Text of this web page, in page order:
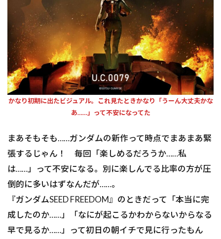
かなり初期に出たビジュアル。これ見たときかなり「うーん大丈夫かな
あ……」って不安になってた
まあそもそも……ガンダムの新作って時点でまあまあ緊
張するじゃん！ 毎回「楽しめるだろうか……私
は……」って不安になる。別に楽しんでる比率の方が圧
倒的に多いはずなんだが……。
『ガンダムSEED FREEDOM』のときだって「本当に完
成したのか……」「なにが起こるかわからないからなる
早で見るか……」って初日の朝イチで見に行ったもん